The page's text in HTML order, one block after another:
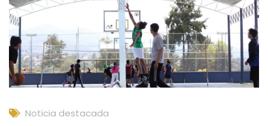
Noticia destacada